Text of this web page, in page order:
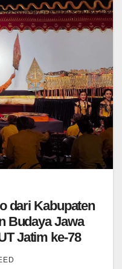
dari Kabupaten
Budaya Jawa
Jatim ke-78